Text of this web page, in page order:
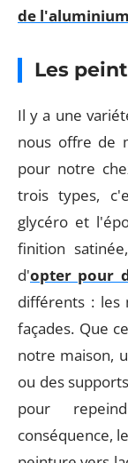
de
Les
Il y a une
nous offre de
pour notre
trois types,
glycéro et
finition
d'opter pour
différents : les
façades. Que
notre maison,
ou des
pour
conséquence,